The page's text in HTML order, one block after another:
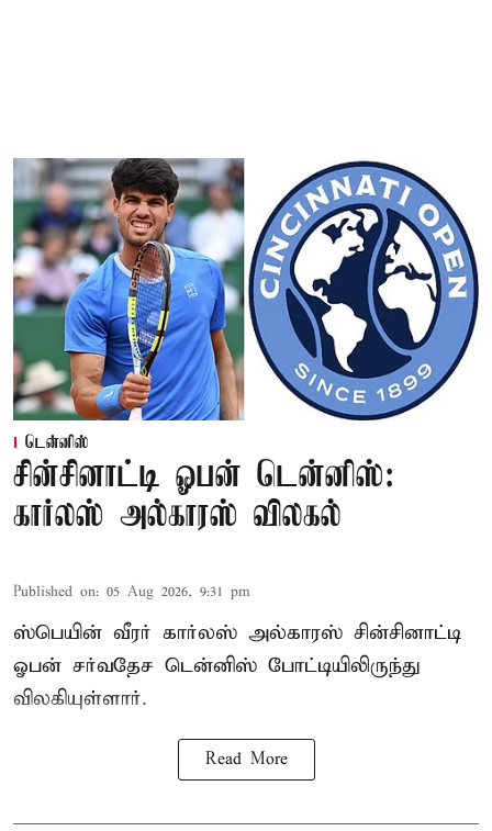
டென்னிஸ்
சின்சினாட்டி ஓபன் டென்னிஸ்:
கார்லஸ் அல்காரஸ் விலகல்
Published on: 05 Aug 2026, 9:31 pm
ஸ்பெயின் வீரர் கார்லஸ் அல்காரஸ் சின்சினாட்டி
ஓபன் சர்வதேச டென்னிஸ் போட்டியிலிருந்து
விலகியுள்ளார்.
Read More